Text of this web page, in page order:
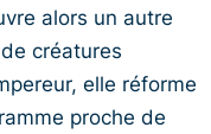
alors un autre
créatures
elle réforme
proche de